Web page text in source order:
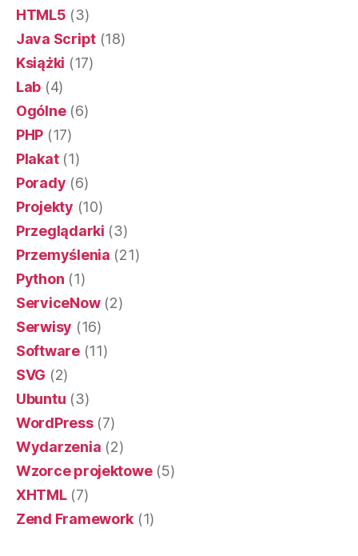
HTML5 (3)
Java Script (18)
Książki (17)
Lab (4)
Ogólne(6)
PHP (17)
Plakat(1)
Porady (6)
Projekty (10)
Przeglądarki (3)
Przemyślenia (21)
Python (1)
ServiceNow(2)
Serwisy (16)
Software(11)
SVG (2)
Ubuntu (3)
WordPress(7)
Wydarzenia (2)
Wzorce projektowe(5)
XHTML(7)
Zend Framework (1)